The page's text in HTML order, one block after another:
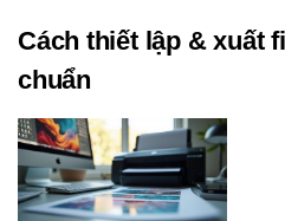
Cách thiết lập & xuất
chuẩn